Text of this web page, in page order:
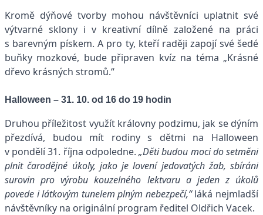
Kromě dýňové tvorby mohou návštěvníci uplatnit své
výtvarné sklony i v kreativní dílně založené na práci
s barevným pískem. A pro ty, kteří raději zapojí své šedé
buňky mozkové, bude připraven kvíz na téma „Krásné
dřevo krásných stromů.“
Halloween – 31. 10. od 16 do 19 hodin
Druhou příležitost využít královny podzimu, jak se dýním
přezdívá, budou mít rodiny s dětmi na Halloween
v pondělí 31. října odpoledne.„Děti budou moci do setmění
plnit čarodějné úkoly, jako je lovení jedovatých žab, sbírání
surovin pro výrobu kouzelného lektvaru a jeden z úkolů
povede i látkovým tunelem plným nebezpečí,“láká nejmladší
návštěvníky na originální program ředitel Oldřich Vacek.